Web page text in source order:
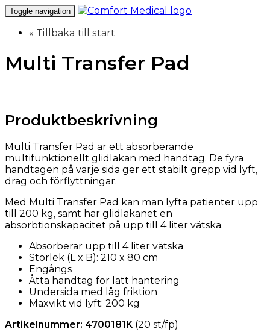
Toggle navigation
« Tillbaka till start
Multi Transfer Pad
Produktbeskrivning
Multi Transfer Pad är ett absorberande
multifunktionellt glidlakan med handtag. De fyra
handtagen på varje sida ger ett stabilt grepp vid lyft,
drag och förflyttningar.
Med Multi Transfer Pad kan man lyfta patienter upp
till 200 kg, samt har glidlakanet en
absorbtionskapacitet på upp till 4 liter vätska.
Absorberar upp till 4 liter vätska
Storlek (L x B): 210 x 80 cm
Engångs
Åtta handtag för lätt hantering
Undersida med låg friktion
Maxvikt vid lyft: 200 kg
Artikelnummer: 4700181K (20 st/fp)